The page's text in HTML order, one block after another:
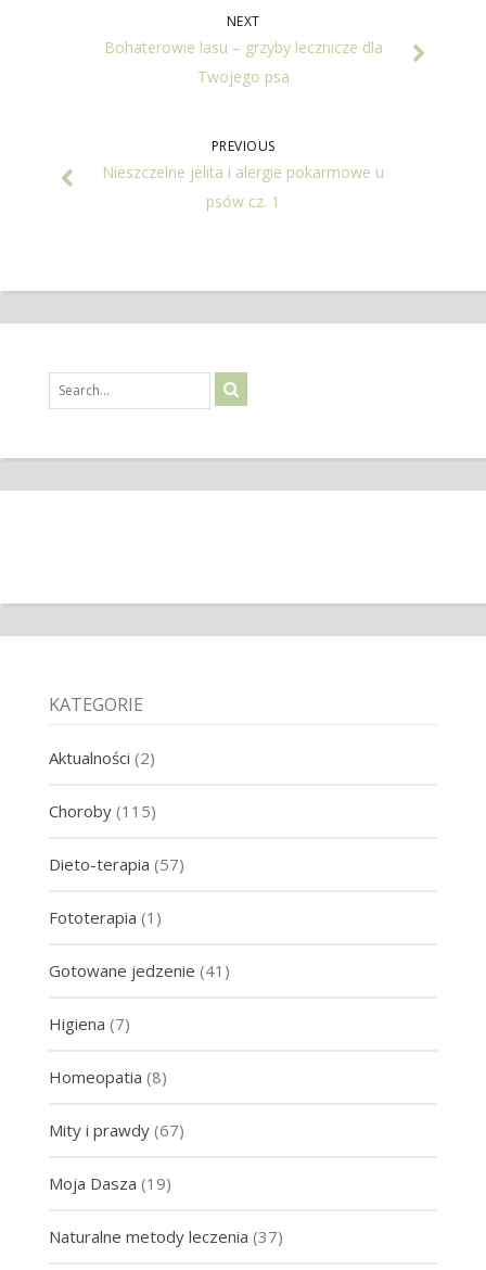
NEXT
Bohaterowie lasu – grzyby lecznicze dla
Twojego psa
PREVIOUS
Nieszczelne jelita i alergie pokarmowe u
psów cz. 1
KATEGORIE
Aktualności (2)
Choroby(115)
Dieto-terapia (57)
Fototerapia (1)
Gotowane jedzenie (41)
Higiena (7)
Homeopatia (8)
Mity i prawdy(67)
Moja Dasza (19)
Naturalne metody leczenia (37)